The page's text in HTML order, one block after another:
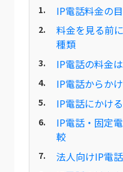
IP電話料金の
料金を見る前
種類
IP電話の料金
IP電話からか
IP電話にかけ
IP電話・固定
較
法人向けIP電